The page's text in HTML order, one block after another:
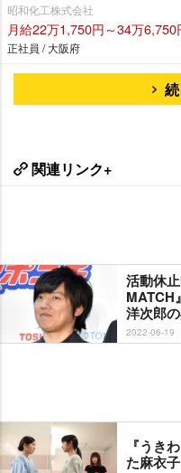
昭和化工株式会社
月給22万1,750円～34万6,750
正社員 / 大阪府
関連リンク+
活動休
洋次郎
2022-06-19
『うき
た麻衣